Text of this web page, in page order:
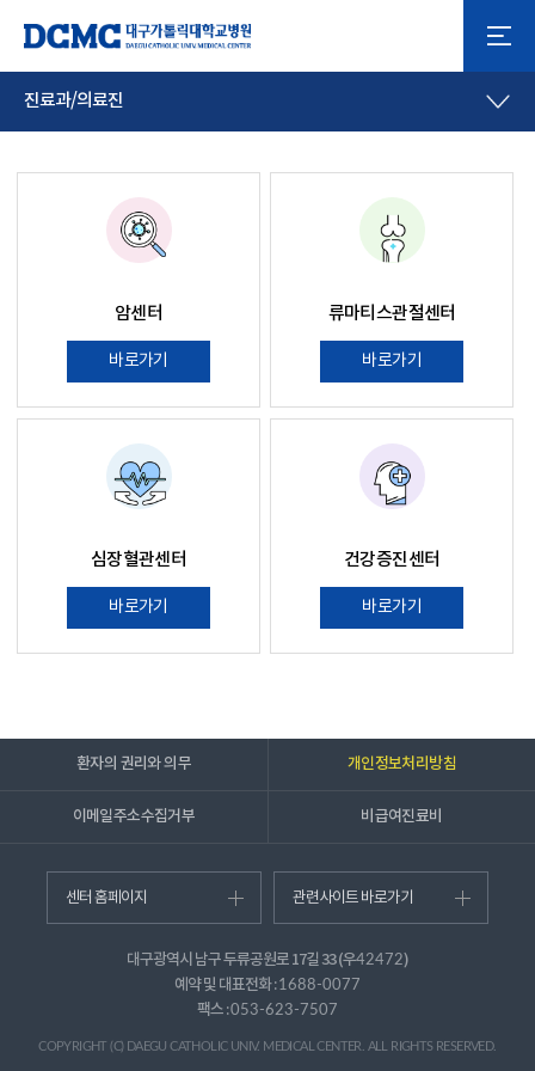
진료과/의료진
암센터
바로가기
류마티스관절센터
바로가기
심장혈관센터
바로가기
건강증진센터
바로가기
환자의 권리와 의무 개인정보처리방침
이메일주소수집거부 비급여진료비
센터 홈페이지 관련사이트 바로가기
대구광역시 남구 두류공원로 17길 33 (우42472)
예약 및 대표전화 :1688-0077
팩스 :053-623-7507
COPYRIGHT (C) DAEGU CATHOLIC UNIV. MEDICAL CENTER. ALL RIGHTS RESERVED.